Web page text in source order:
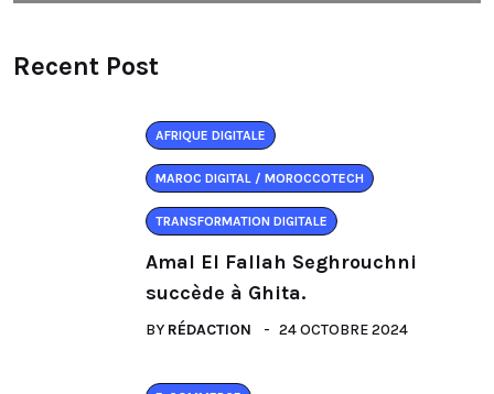
Recent Post
AFRIQUE DIGITALE
MAROC DIGITAL / MOROCCOTECH
TRANSFORMATION DIGITALE
Amal El Fallah Seghrouchni
succède à Ghita.
BY RÉDACTION 24 OCTOBRE 2024